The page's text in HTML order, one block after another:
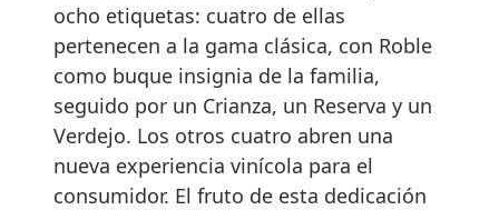
ocho etiquetas: cuatro de ellas
pertenecen a la gama clásica, con Roble
como buque insignia de la familia,
seguido por un Crianza, un Reserva y un
Verdejo. Los otros cuatro abren una
nueva experiencia vinícola para el
consumidor. El fruto de esta dedicación